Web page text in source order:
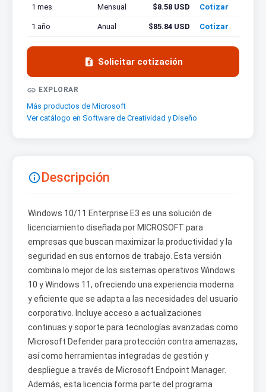
1 mes Mensual $8.58 USD Cotizar
1 año Anual $85.84 USD Cotizar
 Solicitar cotización
 EXPLORAR
Más productos de Microsoft
Ver catálogo en Software de Creatividad y Diseño
Descripción
Windows 10/11 Enterprise E3 es una solución de
licenciamiento diseñada por MICROSOFT para
empresas que buscan maximizar la productividad y la
seguridad en sus entornos de trabajo. Esta versión
combina lo mejor de los sistemas operativos Windows
10 y Windows 11, ofreciendo una experiencia moderna
y eficiente que se adapta a las necesidades del usuario
corporativo. Incluye acceso a actualizaciones
continuas y soporte para tecnologías avanzadas como
Microsoft Defender para protección contra amenazas,
así como herramientas integradas de gestión y
despliegue a través de Microsoft Endpoint Manager.
Además, esta licencia forma parte del programa